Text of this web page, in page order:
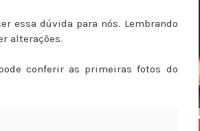
essa dúvida para nós. Lembrando
alterações.
conferir as primeiras fotos do